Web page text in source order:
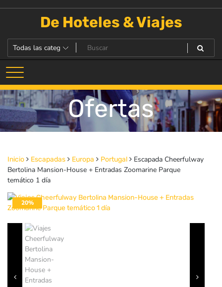
De Hoteles & Viajes
Ofertas
Inicio Escapadas Europa Portugal
Escapada Cheerfulway
Bertolina Mansion-House + Entradas Zoomarine Parque
temático 1 día
20%